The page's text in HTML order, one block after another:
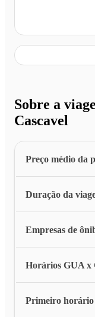
Sobre a
Cascavel
Preço médio da
Duração da
Empresas de
Horários GUA x
Primeiro horário